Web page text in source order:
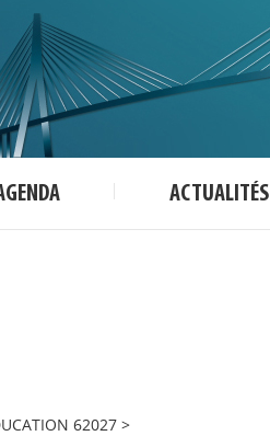
ACTUALITÉS
62027 >